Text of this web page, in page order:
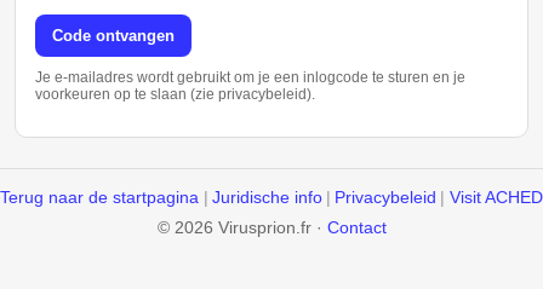
Code ontvangen
Je e-mailadres wordt gebruikt om je een inlogcode te sturen en je
voorkeuren op te slaan (zie privacybeleid).
Terug naar de startpagina Juridische info Privacybeleid
Visit ACHED
© 2026 Virusprion.fr · Contact